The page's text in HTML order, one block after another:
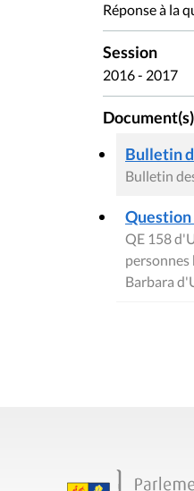
Réponse à la
Session
2016 - 2017
Bulletin
Bulletin
Question
QE 158
personnes
Barbara